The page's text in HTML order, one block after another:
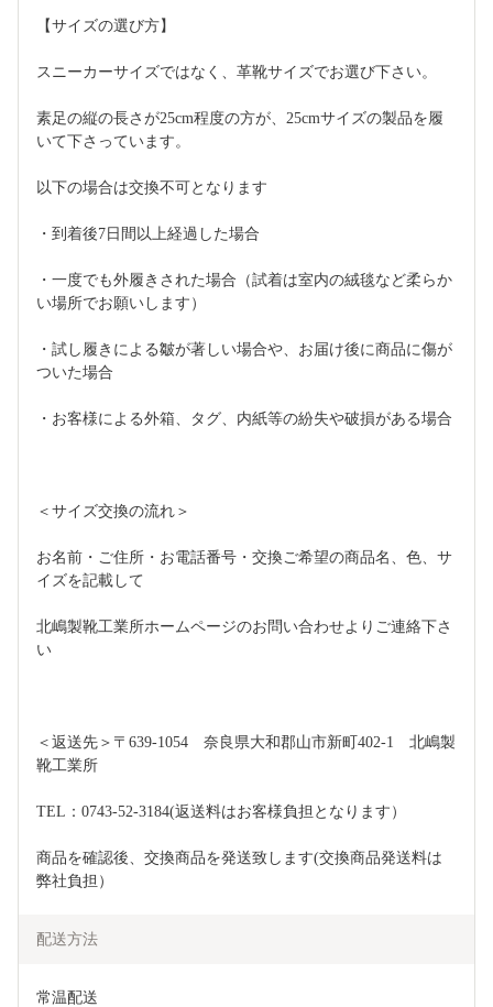
【サイズの選び方】
スニーカーサイズではなく、革靴サイズでお選び下さい。
素足の縦の長さが25cm程度の方が、25cmサイズの製品を履
いて下さっています。
以下の場合は交換不可となります
・到着後7日間以上経過した場合
・一度でも外履きされた場合（試着は室内の絨毯など柔らか
い場所でお願いします）
・試し履きによる皺が著しい場合や、お届け後に商品に傷が
ついた場合
・お客様による外箱、タグ、内紙等の紛失や破損がある場合
＜サイズ交換の流れ＞
お名前・ご住所・お電話番号・交換ご希望の商品名、色、サ
イズを記載して
北嶋製靴工業所ホームページのお問い合わせよりご連絡下さ
い
＜返送先＞〒639-1054　奈良県大和郡山市新町402-1　北嶋製
靴工業所
TEL：0743-52-3184(返送料はお客様負担となります）
商品を確認後、交換商品を発送致します(交換商品発送料は
弊社負担）
配送方法
常温配送